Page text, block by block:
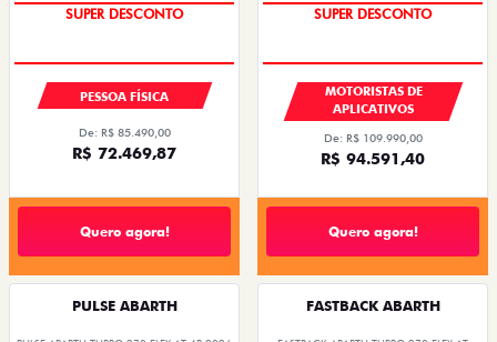
SUPER DESCONTO
PESSOA FÍSICA
De: R$ 85.490,00
R$ 72.469,87
Quero agora!
SUPER DESCONTO
MOTORISTAS DE
APLICATIVOS
De: R$ 109.990,00
R$ 94.591,40
Quero agora!
PULSE ABARTH FASTBACK ABARTH